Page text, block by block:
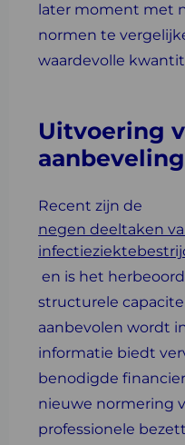
later moment met
normen te
waardevolle
Uitvoering
Recent zijn de
negen deeltaken
en is het
structurele
aanbevolen wordt
informatie biedt
benodigde
nieuwe normering
professionele